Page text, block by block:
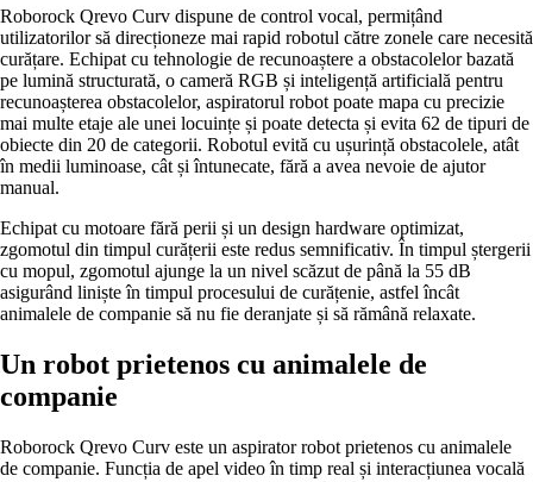
Roborock Qrevo Curv dispune de control vocal, permițând
utilizatorilor să direcționeze mai rapid robotul către zonele care necesită
curățare. Echipat cu tehnologie de recunoaștere a obstacolelor bazată
pe lumină structurată, o cameră RGB și inteligență artificială pentru
recunoașterea obstacolelor, aspiratorul robot poate mapa cu precizie
mai multe etaje ale unei locuințe și poate detecta și evita 62 de tipuri de
obiecte din 20 de categorii. Robotul evită cu ușurință obstacolele, atât
în medii luminoase, cât și întunecate, fără a avea nevoie de ajutor
manual.
Echipat cu motoare fără perii și un design hardware optimizat,
zgomotul din timpul curățerii este redus semnificativ. În timpul ștergerii
cu mopul, zgomotul ajunge la un nivel scăzut de până la 55 dB
asigurând liniște în timpul procesului de curățenie, astfel încât
animalele de companie să nu fie deranjate și să rămână relaxate.
Un robot prietenos cu animalele de
companie
Roborock Qrevo Curv este un aspirator robot prietenos cu animalele
de companie. Funcția de apel video în timp real și interacțiunea vocală